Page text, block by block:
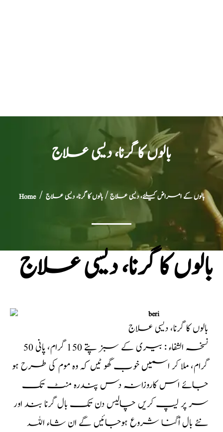
بالوں کا گرنا، دیسی علاج
Home/ بالوں کے امراض کیلئے، دیسی علاج/ بالوں کا گرنا، دیسی علاج
بالوں کا گرنا، دیسی علاج
بالوں کا گرنا، دیسی علاج
نسخہ الشفاء : بیری کے سبز پتے 150 گرام، پانی 50
گرام، ملا کر اسمیں خوب گھو ٹیں کہ وہ موم کی طرح ہو
جائے اس کاروزانہ دس پندرہ منٹ تک
سر پر لیپ کریں چالیس دن تک بال گرنا بند اور
نئے بال اُگنا شروع ہوجائیں گے ان شاء اللہ